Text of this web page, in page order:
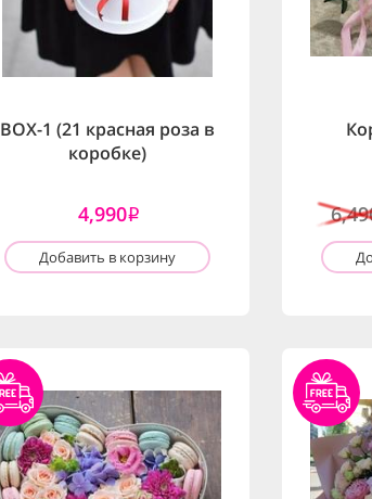
BOX-1 (21 красная роза в
коробке)
4,990i
Добавить в корзину